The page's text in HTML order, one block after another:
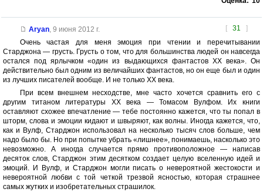
[ 31 ]
Aryan, 9 июня 2012 г.
Очень частая для меня эмоция при чтении и перечитывании
Старджона — грусть. Грусть о том, что для большинства людей он навсегда
остался под ярлычком «один из выдающихся фантастов ХХ века». Он
действительно был одним из величайших фантастов, но он еще был и один
из лучших писателей вообще. И не только ХХ века.
При всем внешнем несходстве, мне часто хочется сравнить его с
другим титаном литературы ХХ века — Томасом Вулфом. Их книги
оставляют схожее впечатление — тебе постоянно кажется, что ты попал в
шторм, слова и эмоции кидают и швыряют, как волны. Иногда кажется, что,
как и Вулф, Старджон использовал на несколько тысяч слов больше, чем
надо было бы. Но при попытке убрать «лишнее», понимаешь, насколько это
невозможно. А иногда случается прямо противоположное — написав
десяток слов, Старджон этим десятком создает целую вселенную идей и
эмоций. И Вулф, и Старджон могли писать о невероятной жестокости и
невероятной любви с той четкой трезвой ясностью, которая страшнее
самых жутких и изобретательных страшилок.